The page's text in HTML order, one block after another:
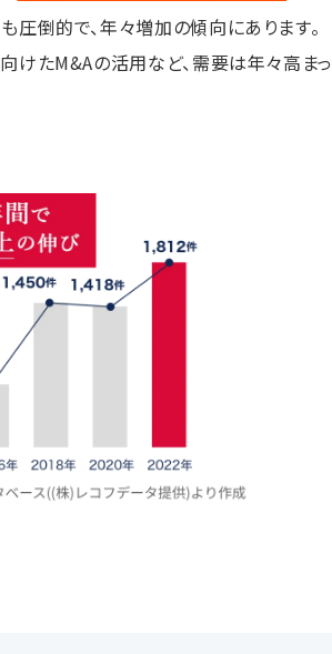
圧倒的で、年々増加の傾向にあります。
けたM&Aの活用など、需要は年々高まっ